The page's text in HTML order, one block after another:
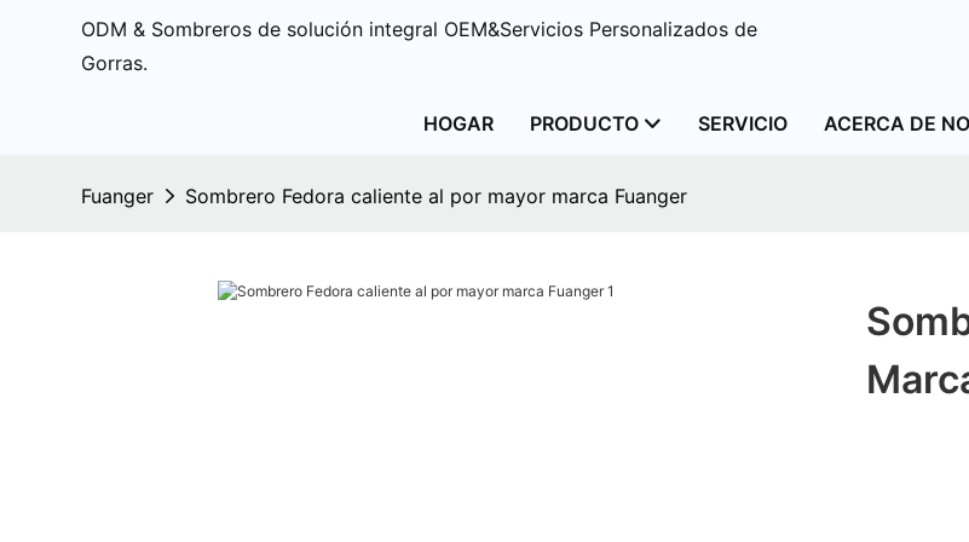
ODM & Sombreros de solución integral OEM&Servicios Personalizados de
Gorras.
HOGAR PRODUCTO SERVICIO ACERCA DE
Fuanger Sombrero Fedora caliente al por mayor marca Fuanger